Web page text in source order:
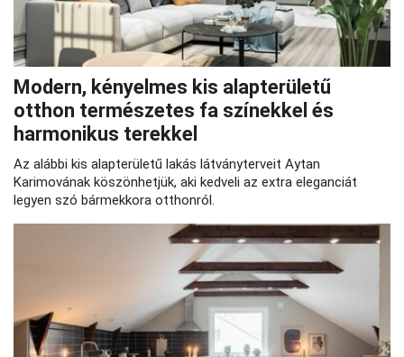
Modern, kényelmes kis alapterületű
otthon természetes fa színekkel és
harmonikus terekkel
Az alábbi kis alapterületű lakás látványterveit Aytan
Karimovának köszönhetjük, aki kedveli az extra eleganciát
legyen szó bármekkora otthonról.